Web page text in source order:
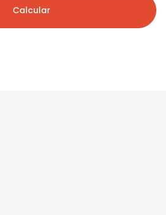
Calcular